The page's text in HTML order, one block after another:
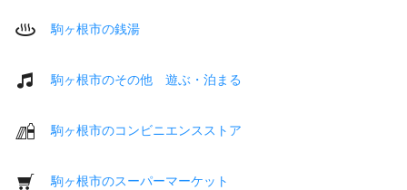
駒ヶ根市の銭湯
駒ヶ根市のその他 遊ぶ・泊まる
駒ヶ根市のコンビニエンスストア
駒ヶ根市のスーパーマーケット